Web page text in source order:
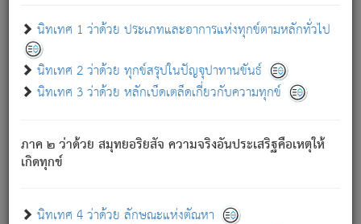
นิทเทศ 1 ว่าด้วย ประเภทและอาการแห่งทุกข์ตามหลักทั่วไป
นิทเทศ 2 ว่าด้วย ทุกข์สรุปในปัญจุปาทานขันธ์
นิทเทศ 3 ว่าด้วย หลักเบ็ดเตล็ดเกี่ยวกับความทุกข์
ภาค ๒ ว่าด้วย สมุทยอริยสัจ ความจริงอันประเสริฐคือเหตุให้
เกิดทุกข์
นิทเทศ 4 ว่าด้วย ลักษณะแห่งตัณหา
ก็ทุกข์นี้มีขึ้น เพราะอาศัยซึ่งอุปธิทั้งปวง.
เพราะความสิ้นไปแห่งอุปาทานทั้งปวง ความเกิดขึ้นแห่ง
ทุกข์จึงไม่มี.
ท่านจงดูโลกนี้เถิด (จะเห็นว่า) สัตว์ทั้งหลายอันอวิชาหนา
แน่นบังหนาแล้ว; และว่า สัตว์ผู้ยินดีในภพอันเป็นแล้วนั้น ย่อม
อันเป็นไปในที่หรือเวลาทั้งปวง[3]เพื่อความมีแห่งประโยชน์โดย
ประการทั้งปวง; ภพทั้งหลายทั้งหมดนั้น ไม่เที่ยง เป็นทุกข์ มี
ความแปรปรวนเป็นธรรมดา.
อย่างนี้อยู่; เขาย่อมละภวตัณหาได้ และไม่เพลิดเพลินวิภวตัณหา